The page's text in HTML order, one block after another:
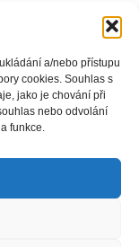
a/nebo přístupu
cookies. Souhlas s
jako je chování při
nebo odvolání
funkce.